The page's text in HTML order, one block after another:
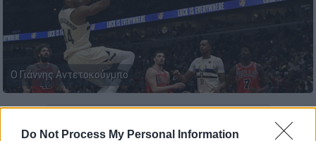
Do Not Process My Personal Information
O Γιάννης Αντετοκούνμπο